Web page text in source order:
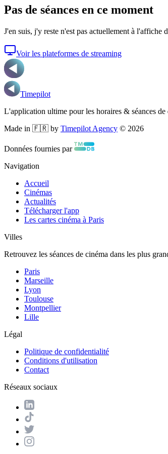
Pas de séances en ce moment
J'en suis, j'y reste n'est pas actuellement à l'affiche
Voir les plateformes de streaming
Timepilot
L'application ultime pour les horaires & séances de
Made in 🇫🇷 by Timepilot Agency © 2026
Données fournies par
Navigation
Accueil
Cinémas
Actualités
Télécharger l'app
Les cartes cinéma à Paris
Villes
Retrouvez les séances de cinéma dans les plus
Paris
Marseille
Lyon
Toulouse
Montpellier
Lille
Légal
Politique de confidentialité
Conditions d'utilisation
Contact
Réseaux sociaux